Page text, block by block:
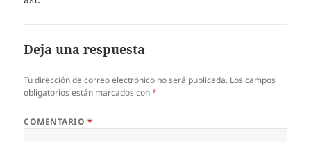
Deja una respuesta
Tu dirección de correo electrónico no será publicada. Los campos
obligatorios están marcados con*
COMENTARIO *